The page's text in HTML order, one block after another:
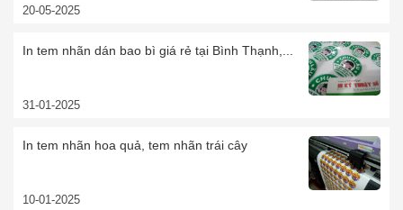
20-05-2025
In tem nhãn dán bao bì giá rẻ tại Bình Thạnh,...
31-01-2025
In tem nhãn hoa quả, tem nhãn trái cây
10-01-2025